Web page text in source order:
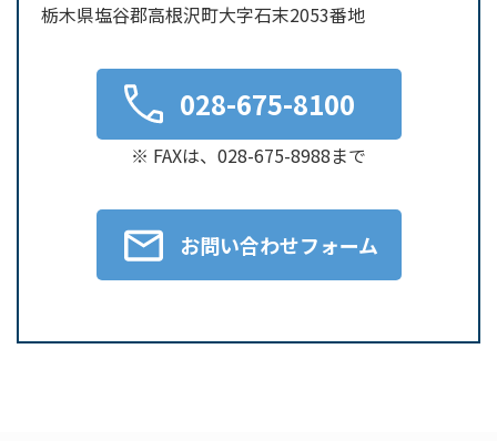
栃木県塩谷郡高根沢町大字石末2053番地
028-675-8100
※ FAXは、028-675-8988まで
お問い合わせフォーム